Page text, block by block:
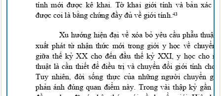
tính mới được kê khai. Tờ khai giới tính và bản xác
được coi là bằng chứng đầy đủ về giới tính.43
Xu hướng hiện đại về xóa bỏ yêu cầu phẫu
xuất phát từ nhận thức mới trong giới y học về
giữa thế kỷ XX cho đến đầu thế kỷ XXI, y học cho
thuật là cần thiết để điều trị và chuyển đổi giới tính
Tuy nhiên, đời sống thực của những người chuyển
phản ánh đúng quan điểm này. Trong vài thập kỷ gần